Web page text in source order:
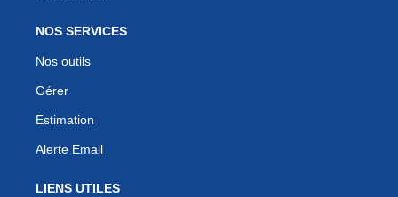
NOS SERVICES
Nos outils
Gérer
Estimation
Alerte Email
LIENS UTILES